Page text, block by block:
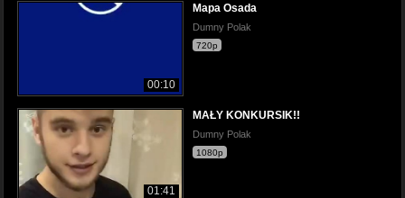
00:10
Mapa Osada
Dumny Polak
720p
01:41
MAŁY KONKURSIK!!
Dumny Polak
1080p